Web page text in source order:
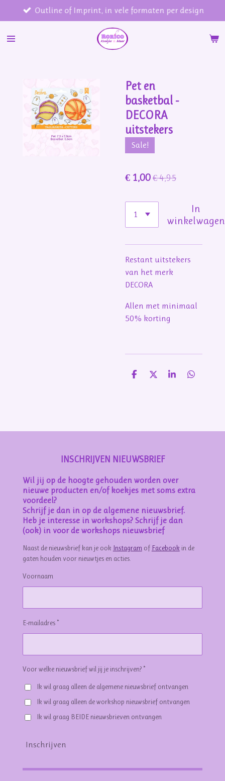
direct
naar
Outline of Imprint, in vele formaten per design
Pet en
basketbal -
DECORA
uitstekers
Sale!
€ 1,00€ 4,95
In
winkelwagen
Restant uitstekers
van het merk
DECORA
Allen met minimaal
50% korting
D
D
S
D
INSCHRIJVEN NIEUWSBRIEF
Wil jij op de hoogte gehouden worden over
nieuwe producten en/of koekjes met soms extra
voordeel?
Schrijf je dan in op de algemene nieuwsbrief.
Heb je interesse in workshops? Schrijf je dan
(ook) in voor de workshops nieuwsbrief
Naast de nieuwsbrief kan je ook Instagram of Facebook in de
gaten houden voor nieuwtjes en acties.
Voornaam
E-mailadres *
Voor welke nieuwsbrief wil jij je inschrijven? *
Ik wil graag alleen de algemene nieuwsbrief ontvangen
Ik wil graag alleen de workshop nieuwsbrief ontvangen
Ik wil graag BEIDE nieuwsbrieven ontvangen
Inschrijven